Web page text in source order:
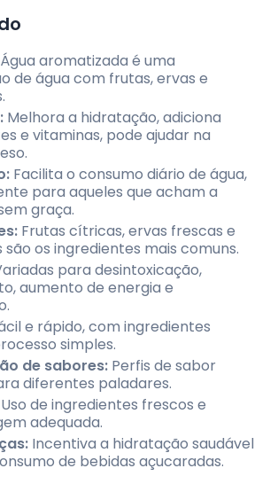
Água aromatizada é uma
de água com frutas, ervas e
Melhora a hidratação, adiciona
e vitaminas, pode ajudar na
Facilita o consumo diário de água,
para aqueles que acham a
graça.
Frutas cítricas, ervas frescas e
os ingredientes mais comuns.
para desintoxicação,
aumento de energia e
e rápido, com ingredientes
simples.
de sabores: Perfis de sabor
diferentes paladares.
Uso de ingredientes frescos e
adequada.
Incentiva a hidratação saudável
de bebidas açucaradas.